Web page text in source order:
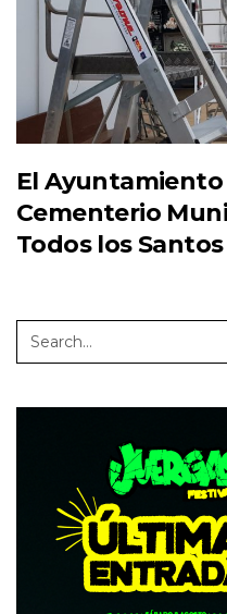
El
Cementerio
Todos los Santos